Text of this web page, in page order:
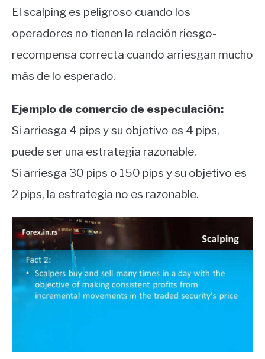
El scalping es peligroso cuando los
operadores no tienen la relación riesgo-
recompensa correcta cuando arriesgan mucho
más de lo esperado.
Ejemplo de comercio de especulación:
Si arriesga 4 pips y su objetivo es 4 pips,
puede ser una estrategia razonable.
Si arriesga 30 pips o 150 pips y su objetivo es
2 pips, la estrategia no es razonable.